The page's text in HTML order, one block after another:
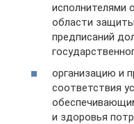
исполнителями
области
предписаний
организацию и
соответствия
и здоровья